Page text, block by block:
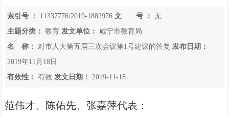
索引号 ： 11337776/2019-1882976 文 号 ：
无
主题分类：
教育 发文单位：
咸宁市教育局
名 称：
对市人大第五届三次会议第1号建议的答复 发布日期：
2019年11月18日
有效性：
有效 发文日期： 2019-11-18
范伟才、陈佑先、张嘉萍代表：